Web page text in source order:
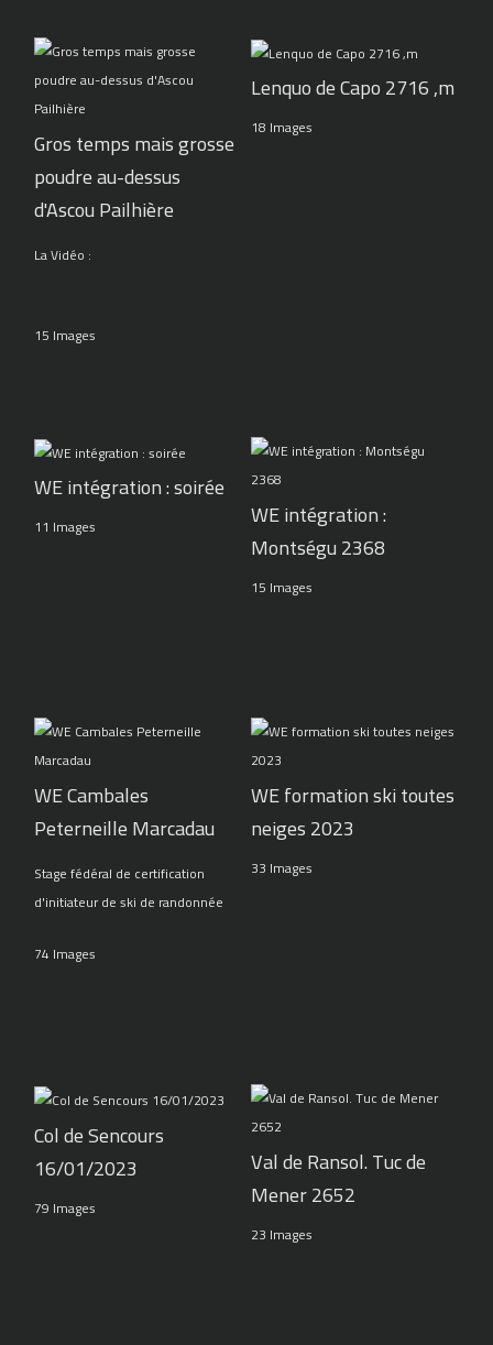
Gros temps mais grosse
poudre au-dessus
d'Ascou Pailhière
La Vidéo :
15 Images
Lenquo de Capo 2716 ,m
18 Images
WE intégration : soirée
11 Images
WE intégration :
Montségu 2368
15 Images
WE Cambales
Peterneille Marcadau
Stage fédéral de certification
d'initiateur de ski de randonnée
74 Images
WE formation ski toutes
neiges 2023
33 Images
Col de Sencours
16/01/2023
79 Images
Val de Ransol. Tuc de
Mener 2652
23 Images